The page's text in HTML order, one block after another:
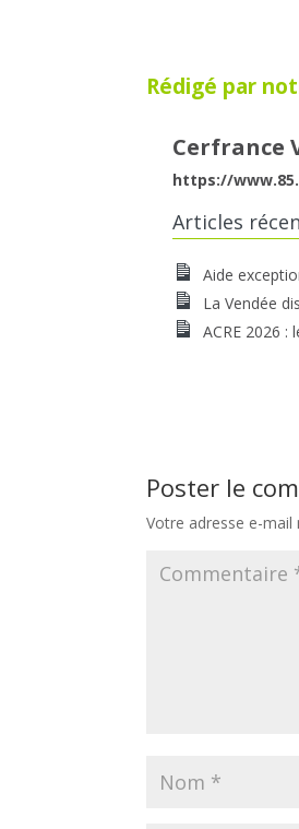
Rédigé par
Cerfrance
https://
Articles
Aide
La Vendée
ACRE 2026 :
Poster le
Votre adresse e-mail